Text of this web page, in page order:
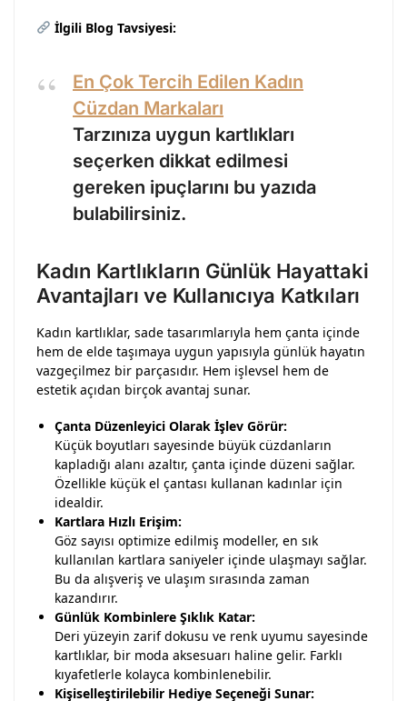
İlgili Blog Tavsiyesi:
En Çok Tercih Edilen Kadın
Cüzdan Markaları
Tarzınıza uygun kartlıkları
seçerken dikkat edilmesi
gereken ipuçlarını bu yazıda
bulabilirsiniz.
Kadın Kartlıkların Günlük Hayattaki
Avantajları ve Kullanıcıya Katkıları
Kadın kartlıklar, sade tasarımlarıyla hem çanta içinde
hem de elde taşımaya uygun yapısıyla günlük hayatın
vazgeçilmez bir parçasıdır. Hem işlevsel hem de
estetik açıdan birçok avantaj sunar.
Çanta Düzenleyici Olarak İşlev Görür:
Küçük boyutları sayesinde büyük cüzdanların
kapladığı alanı azaltır, çanta içinde düzeni sağlar.
Özellikle küçük el çantası kullanan kadınlar için
idealdir.
Kartlara Hızlı Erişim:
Göz sayısı optimize edilmiş modeller, en sık
kullanılan kartlara saniyeler içinde ulaşmayı sağlar.
Bu da alışveriş ve ulaşım sırasında zaman
kazandırır.
Günlük Kombinlere Şıklık Katar:
Deri yüzeyin zarif dokusu ve renk uyumu sayesinde
kartlıklar, bir moda aksesuarı haline gelir. Farklı
kıyafetlerle kolayca kombinlenebilir.
Kişiselleştirilebilir Hediye Seçeneği Sunar: